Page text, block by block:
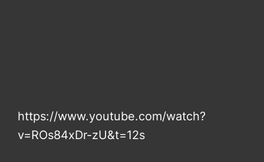
https://www.youtube.com/watch?
v=ROs84xDr-zU&t=12s